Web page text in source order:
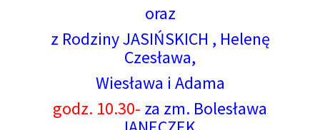
oraz
z Rodziny JASIŃSKICH , Helenę
Czesława,
Wiesława i Adama
godz. 10.30- za zm. Bolesława